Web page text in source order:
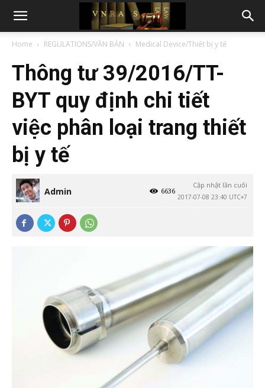
Home REGULATIONS/VĂN BẢN Medical Device/Thiết bị y tế
Thông tư 39/2016/TT-
BYT quy định chi tiết
việc phân loại trang thiết
bị y tế
Admin
Cập nhật lần cuối
2017-07-08 23:40 UTC+7
6636